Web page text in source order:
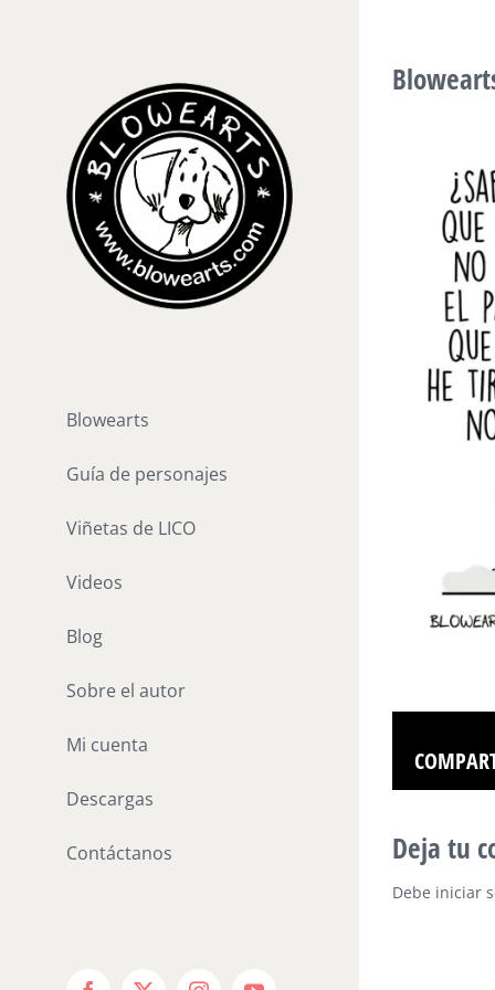
Blowearts
Guía de personajes
Viñetas de LICO
Videos
Blog
Sobre el autor
Mi cuenta
Descargas
Contáctanos Deja tu
Debe iniciar